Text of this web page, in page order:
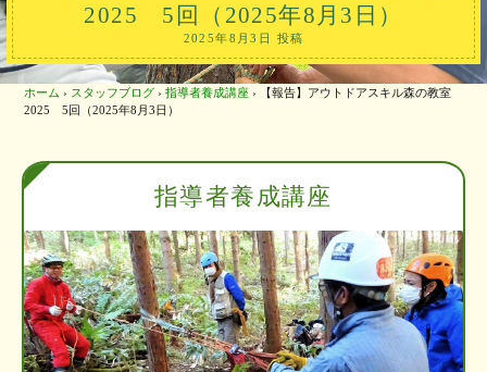
2025 5回（2025年8月3日）
2025年8月3日 投稿
ホーム › スタッフブログ › 指導者養成講座 › 【報告】アウトドアスキル森の教室
2025 5回（2025年8月3日）
指導者養成講座